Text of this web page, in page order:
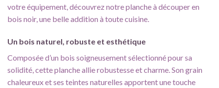
votre équipement, découvrez notreplanche à découper en
bois noir, une belle addition à toute cuisine.
Un bois naturel, robuste et esthétique
Composée d’un bois soigneusement sélectionné pour sa
solidité, cette planche allie robustesse et charme. Son grain
chaleureux et ses teintes naturelles apportent une touche